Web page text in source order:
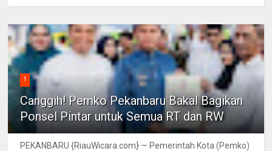
1
Canggih! Pemko Pekanbaru Bakal Bagikan
Ponsel Pintar untuk Semua RT dan RW
PEKANBARU {RiauWicara.com} — Pemerintah Kota (Pemko)